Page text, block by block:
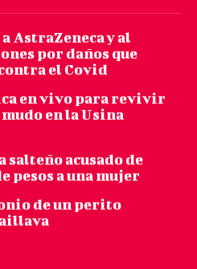
AstraZeneca y al
por daños que
el Covid
en vivo para revivir
en la Usina
acusado de
pesos a una mujer
de un perito